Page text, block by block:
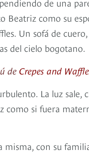
como su
Un sofá de
del cielo bogotano.
de Crepes and
La luz
si fuera
con su